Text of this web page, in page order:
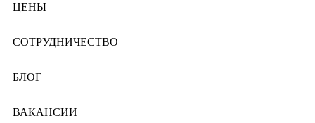
ЦЕНЫ
СОТРУДНИЧЕСТВО
БЛОГ
ВАКАНСИИ